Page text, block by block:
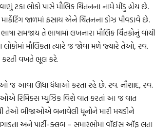
ટકા લોકો પાસે મૌલિક ચિંતનના નામે મીંડું હોય છે.
જાળમાં ફસાય એને ચિંતનના ડોઝ પીવડાવે છે.
સમજાય તે ભાષામાં લખનારા મૌલિક ચિંતકોનું વાંચી
મૌલિકતા ત્યારે જ જોવા મળે જ્યારે તેઓ, સ્વ.
કરતી વખતે ભૂલ કરે.
જ આવા ઊંધા ધંધાઓ કરતા રહે છે. સ્વ. નૌશાદ, સ્વ.
રિમિક્સ મ્યુઝિક વિશે વાત કરતાં આ જ વાત
તેઓ બીજાઓએ બનાવેલી ધૂનોને મારી મચડીને
અને પાર્ટી-ક્લબ – સમારંભોમાં વૉઈસ ઑફ લતા